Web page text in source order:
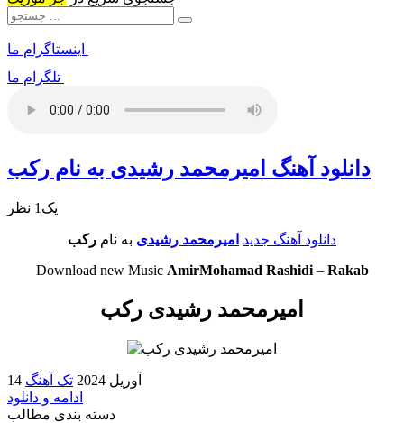
اینستاگرام ما
تلگرام ما
دانلود آهنگ امیرمحمد رشیدی به نام رکب
یک1 نظر
دانلود آهنگ جدید امیرمحمد رشیدی به نام رکب
Download new Music AmirMohamad Rashidi– Rakab
امیرمحمد رشیدی رکب
14 آوریل 2024
تک آهنگ
ادامه و دانلود
دسته بندی مطالب